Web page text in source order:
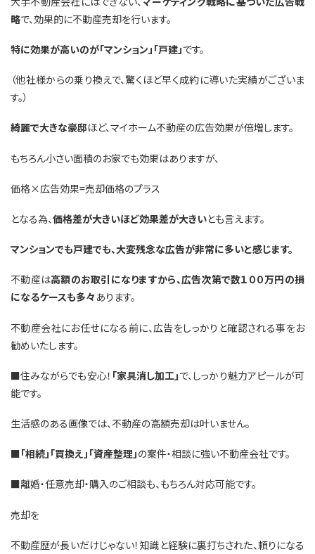
略で、効果的に不動産売却を行います。
特に効果が高いのが「マンション」「戸建」です。
（他社様からの乗り換えで、驚くほど早く成約に導いた実績がございま
す。）
綺麗で大きな豪邸ほど、マイホーム不動産の広告効果が倍増します。
もちろん小さい面積のお家でも効果はありますが、
価格×広告効果=売却価格のプラス
となる為、価格差が大きいほど効果差が大きいとも言えます。
マンションでも戸建でも、大変残念な広告が非常に多いと感じます。
不動産は高額のお取引になりますから、広告次第で数１００万円の損
になるケースも多々 あります。
不動産会社にお任せになる前に、広告をしっかりと確認される事をお
勧めいたします。
■住みながらでも安心！ 「家具消し加工」で、しっかり魅力アピールが可
能です。
生活感のある画像では、不動産の高額売却は叶いません。
■「相続」「買換え」「資産整理」の案件・相談に強い不動産会社です。
■離婚・任意売却・購入のご相談も、もちろん対応可能です。
売却を
不動産歴が長いだけじゃない！知識と経験に裏打ちされた、頼りになる